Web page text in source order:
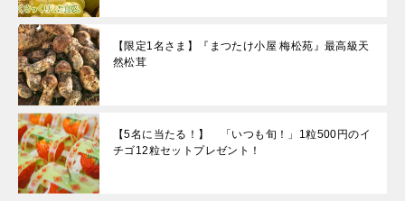
【限定1名さま】『まつたけ小屋 梅松苑』最高級天
然松茸
【5名に当たる！】 「いつも旬！」1粒500円のイ
チゴ12粒セットプレゼント！